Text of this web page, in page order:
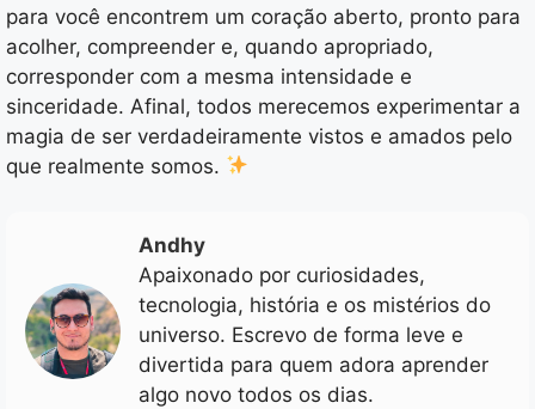
para você encontrem um coração aberto, pronto para
acolher, compreender e, quando apropriado,
corresponder com a mesma intensidade e
sinceridade. Afinal, todos merecemos experimentar a
magia de ser verdadeiramente vistos e amados pelo
que realmente somos.
Andhy
Apaixonado por curiosidades,
tecnologia, história e os mistérios do
universo. Escrevo de forma leve e
divertida para quem adora aprender
algo novo todos os dias.